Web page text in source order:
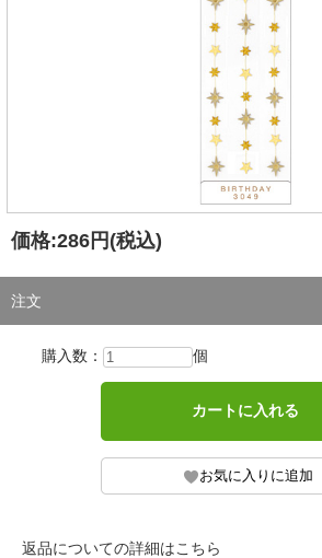
価格:286円 (税込)
注文
購入数： 個
返品についての詳細はこちら